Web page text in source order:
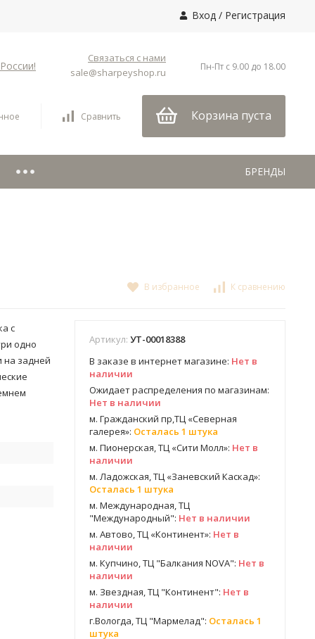
Вход / Регистрация
Связаться с нами
sale@sharpeyshop.ru
Пн-Пт с 9.00 до 18.00
Сравнить Корзина пуста
БРЕНДЫ
В избранное К сравнению
с
одно
на задней
Артикул: УТ-00018388
В заказе в интернет магазине: Нет в
наличии
Ожидает распределения по магазинам:
Нет в наличии
м. Гражданский пр,ТЦ «Северная
галерея»: Осталась 1 штука
м. Пионерская, ТЦ «Сити Молл»: Нет в
наличии
м. Ладожская, ТЦ «Заневский Каскад»:
Осталась 1 штука
м. Международная, ТЦ
"Международный": Нет в наличии
м. Автово, ТЦ «Континент»: Нет в
наличии
м. Купчино, ТЦ "Балкания NOVA": Нет в
наличии
м. Звездная, ТЦ "Континент": Нет в
наличии
г.Вологда, ТЦ "Мармелад": Осталась 1
штука